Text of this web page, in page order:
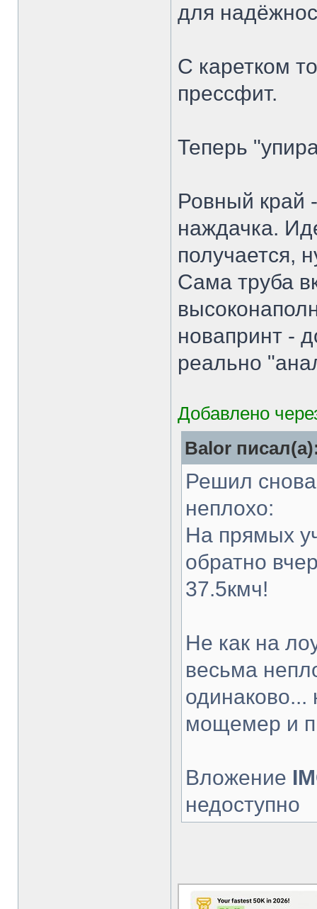
для
С каретком
прессфит.
Теперь
Ровный край
наждачка.
получается,
Сама труба
новапринт -
реально
Добавлено
Balor
Решил снова
неплохо:
На прямых
обратно
37.5кмч!
Не как на
весьма
одинаково...
мощемер и
Вложение
недоступно